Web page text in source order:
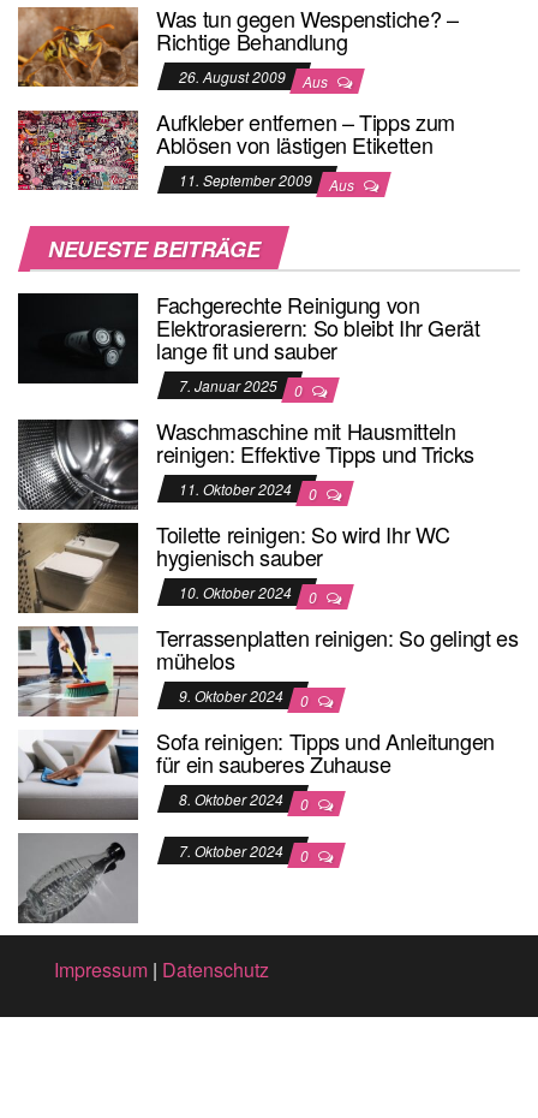
Was tun gegen Wespenstiche? –
Richtige Behandlung
26. August 2009 Aus
Aufkleber entfernen – Tipps zum
Ablösen von lästigen Etiketten
11. September 2009 Aus
NEUESTE BEITRÄGE
Fachgerechte Reinigung von
Elektrorasierern: So bleibt Ihr Gerät
lange fit und sauber
7. Januar 2025 0
Waschmaschine mit Hausmitteln
reinigen: Effektive Tipps und Tricks
11. Oktober 2024 0
Toilette reinigen: So wird Ihr WC
hygienisch sauber
10. Oktober 2024 0
Terrassenplatten reinigen: So gelingt es
mühelos
9. Oktober 2024 0
Sofa reinigen: Tipps und Anleitungen
für ein sauberes Zuhause
8. Oktober 2024 0
7. Oktober 2024 0
Impressum | Datenschutz